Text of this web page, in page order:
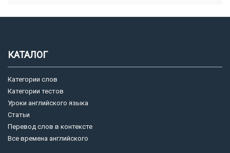
КАТАЛОГ
Категории слов
Категории тестов
Уроки английского языка
Статьи
Перевод слов в контексте
Все времена английского